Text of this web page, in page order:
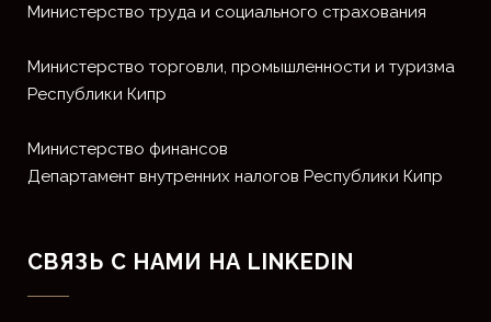
Министерство труда и социального страхования
Министерство торговли, промышленности и туризма
Республики Кипр
Министерство финансов
Департамент внутренних налогов Республики Кипр
СВЯЗЬ С НАМИ НА LINKEDIN